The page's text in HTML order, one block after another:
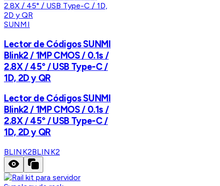
SUNMI
Lector de Códigos SUNMI
Blink2 / 1MP CMOS / 0.1s /
2.8X / 45° / USB Type-C /
1D, 2D y QR
Lector de Códigos SUNMI
Blink2 / 1MP CMOS / 0.1s /
2.8X / 45° / USB Type-C /
1D, 2D y QR
BLINK2BLINK2